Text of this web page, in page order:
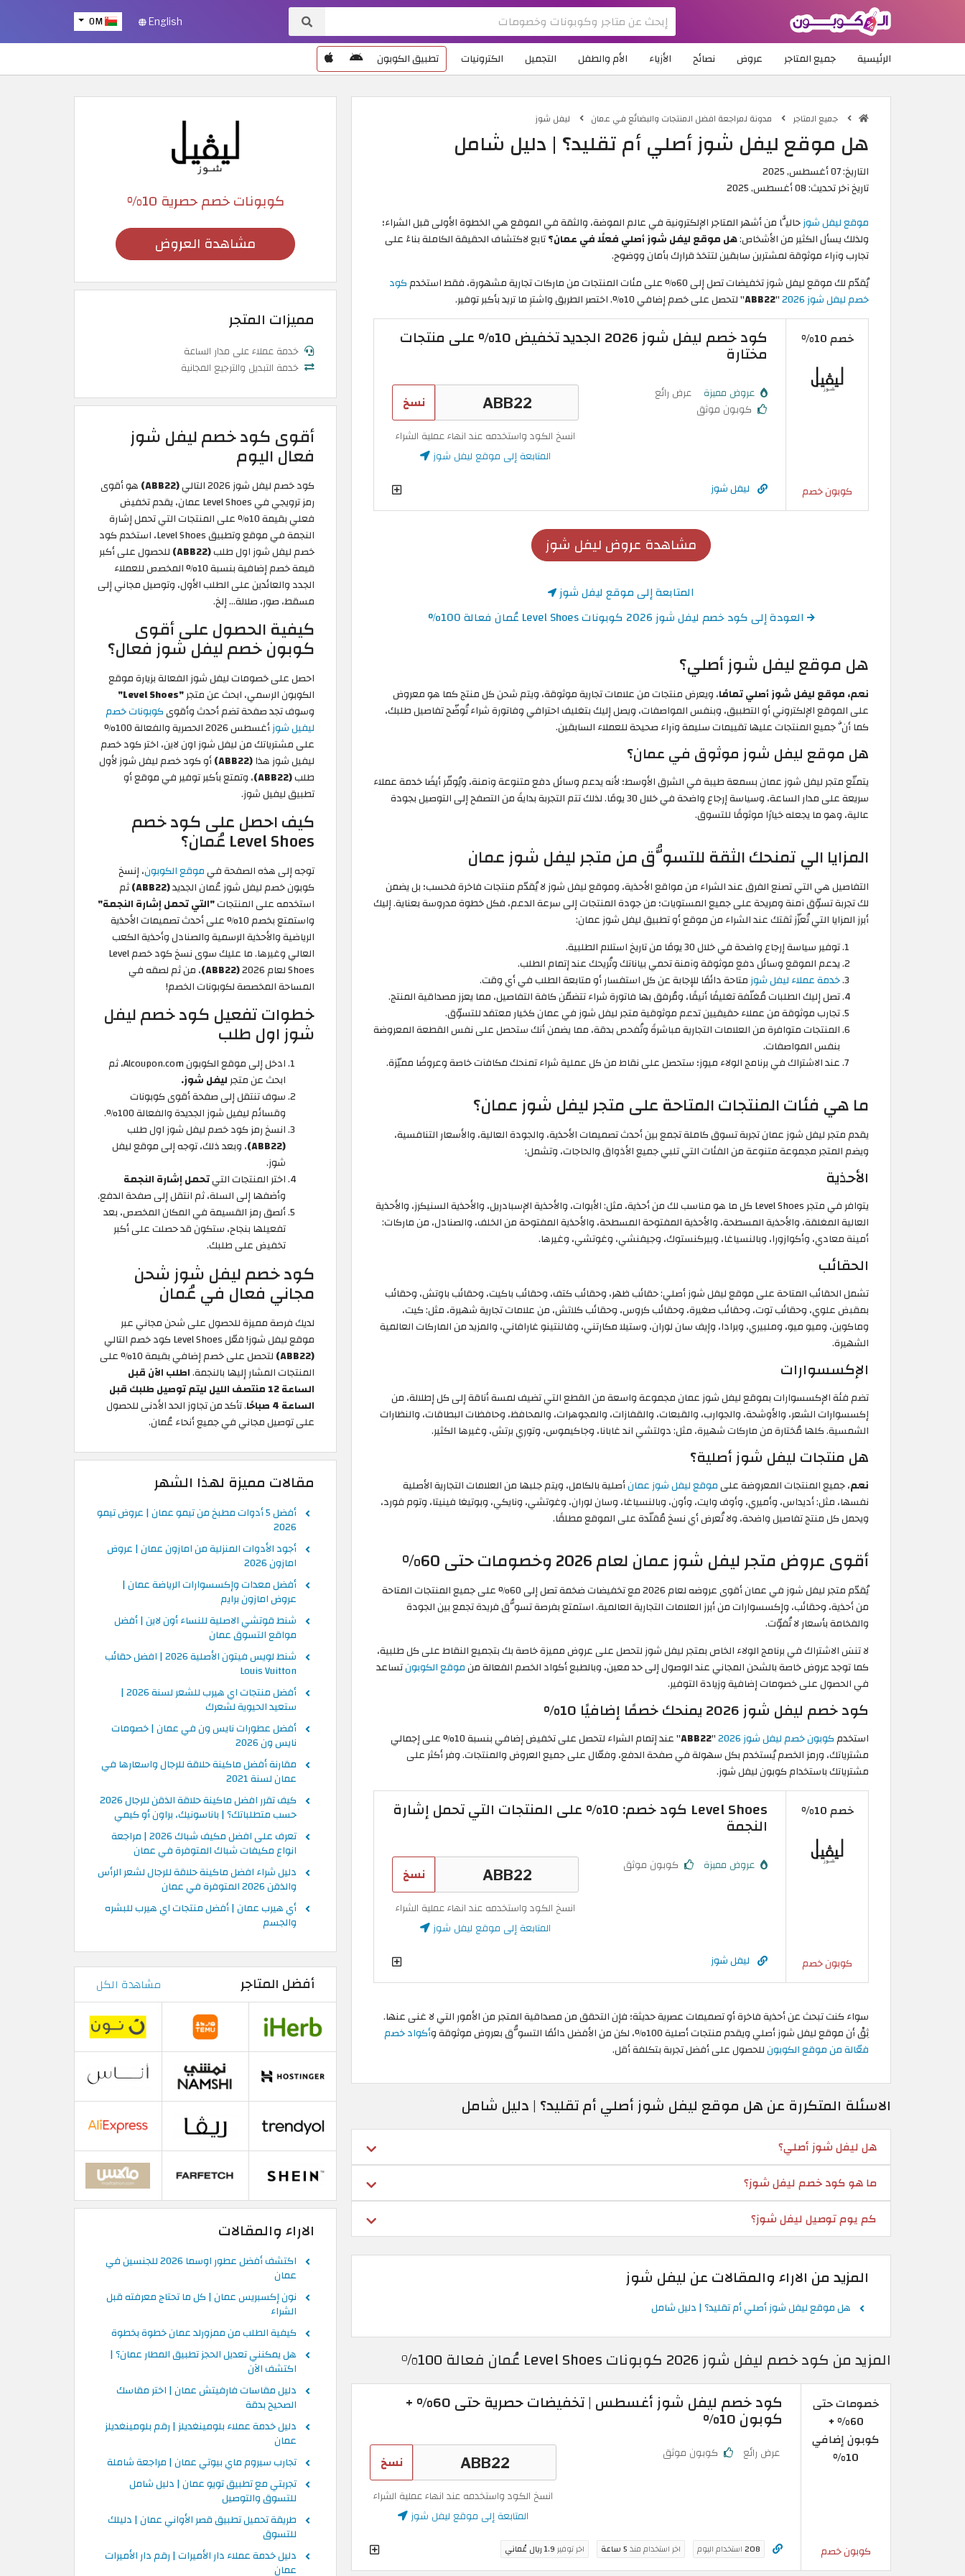
OM English
الرئيسية جميع المتاجر عروض نصائح الأزياء الأم والطفل التجميل الكترونيات تطبيق الكوبون
جميع المتاجر مدونة لمراجعة افضل المنتجات والبضائع في عمان ليفل شوز
هل موقع ليفل شوز أصلي أم تقليد؟ | دليل شامل
التاريخ:07 أغسطس, 2025
تاريخ آخر تحديث:08 أغسطس, 2025
موقع ليفل شوزحاليًّا من أشهر المتاجر الإلكترونية في عالم الموضة، والثقة في الموقع هي الخطوة الأولى قبل الشراء؛
ولذلك يسأل الكثير من الأشخاص:هل موقع ليفل شوز أصلي فعلًا في عمان؟تابع لاكتشاف الحقيقة الكاملة بناءً على
تجارب وآراء موثوقة لمشترين سابقين لتتخذ قرارك بأمان ووضوح.
يُقدّم لك موقع ليفل شوز تخفيضات تصل إلى 60% على مئات المنتجات من ماركات تجارية مشهورة، فقط استخدم
كود
خصم ليفل شوز 2026
"
ABB22" لتحصل على خصم إضافي 10%. اختصر الطريق واشترِ ما تريد بأكبر توفير.
خصم 10%
كوبون خصم
كود خصم ليفل شوز 2026 الجديد تخفيض 10% على منتجات
مختارة
عروض مميزة
عرض رائع
كوبون موثق
نسخ
انسخ الكود واستخدمه عند انهاء عملية الشراء
المتابعة إلى موقع ليفل شوز
ليفل شوز
مشاهدة عروض ليفل شوز
المتابعة إلى موقع ليفل شوز
العودة إلى كود خصم ليفل شوز 2026 كوبونات Level Shoes عُمان فعالة 100%
هل موقع ليفل شوز أصلي؟
نعم، موقع ليفل شوز أصلي تمامًا، ويعرض منتجات من علامات تجارية موثوقة، ويتم شحن كل منتج كما هو معروض
على الموقع الإلكتروني أو التطبيق، وبنفس المواصفات، ويصل إليك بتغليف احترافي وفاتورة شراء تُوضّح تفاصيل طلبك،
كما أنَّ جميع المنتجات عليها تقييمات سليمة وآراء صحيحة للعملاء السابقين.
هل موقع ليفل شوز موثوق في عمان؟
يتمتّع متجر ليفل شوز عمان بسمعة طيبة في الشرق الأوسط؛ لأنه يدعم وسائل دفع متنوعة وآمنة، ويُوفّر أيضًا خدمة عملاء
سريعة على مدار الساعة، وسياسة إرجاع واضحة في خلال 30 يومًا. لذلك تتم التجربة بدايةً من التصفح إلى التوصيل بجودة
عالية، وهو ما يجعله خيارًا موثوقًا للتسوق.
المزايا الي تمنحك الثقة للتسوُّق من متجر ليفل شوز عمان
التفاصيل هي التي تصنع الفرق عند الشراء من مواقع الأحذية، وموقع ليفل شوز لا يُقدّم منتجات فاخرة فحسب؛ بل يضمن
لك تجربة تسوّق آمنة ومريحة على جميع المستويات؛ من جودة المنتجات إلى سرعة الدعم، فكل خطوة مدروسة بعناية. إليك
أبرز المزايا التي تُعزّز ثقتك عند الشراء من موقع أو تطبيق ليفل شوز عمان:
توفير سياسة إرجاع واضحة في خلال 30 يومًا من تاريخ استلام الطلبية.
يدعم الموقع وسائل دفع موثوقة وآمنة تحمي بياناتك وتُريحك عند إتمام الطلب.
خدمة عملاء ليفل شوز متاحة دائمًا للإجابة عن كل استفسار أو متابعة الطلب في أي وقت.
تصل إليك الطلبات مُغلّفة تغليفًا أنيقًا، ومُرفق بها فاتورة شراء تتضمّن كافة التفاصيل، مما يعزز مصداقية المنتج.
تجارب موثوقة من عملاء حقيقيين تدعم موثوقية متجر ليفل شوز في عمان كخيار معتمَد للتسوّق.
المنتجات متوافرة من العلامات التجارية مباشرةً وتُفحص بدقة، مما يضمن أنك ستحصل على نفس القطعة المعروضة
بنفس المواصفات.
عند الاشتراك في برنامج الولاء ميوز؛ ستحصل على نقاط من كل عملية شراء تمنحك مكافآت خاصة وعروضًا مميّزة.
ما هي فئات المنتجات المتاحة على متجر ليفل شوز عمان؟
يقدم متجر ليفل شوز عمان تجربة تسوق كاملة تجمع بين أحدث تصميمات الأحذية، والجودة العالية، والأسعار التنافسية،
ويضم المتجر مجموعة متنوعة من الفئات التي تلبي جميع الأذواق والحاجات، وتشمل:
الأحذية
يتوافر في متجر Level Shoes كل ما هو مناسب لك من أحذية، مثل: الأبوات، والأحذية الإسبادريل، والأحذية السنيكرز، والأحذية
العالية المغلقة، والأحذية المسطحة، والأحذية المفتوحة المسطحة، والأحذية المفتوحة من الخلف، والصنادل، من ماركات:
أمينة معادي، وأكوازورا، وبالنسياغا، وبيركنستوك، وجيفنشي، وغوتشي، وغيرها.
الحقائب
تشمل الحقائب المتاحة على موقع ليفل شوز أصلي: حقائب ظهر، وحقائب كتف، وحقائب باكيت، وحقائب باوتش، وحقائب
بمقبض علوي، وحقائب توت، وحقائب صغيرة، وحقائب كروس، وحقائب كلاتش، من علامات تجارية شهيرة، مثل: كيت،
وماكوين، وميو ميو، وملبيري، وبرادا، وإيف سان لوران، وستيلا مكارتني، وفالنتينو غارافاني، والمزيد من الماركات العالمية
الشهيرة.
الإكسسوارات
تضم فئة الإكسسوارات بموقع ليفل شوز عمان مجموعة واسعة من القطع التي تضيف لمسة أناقة إلى كل إطلالة، من
إكسسوارات الشعر، والأوشحة، والجوارب، والقبعات، والقفازات، والمجوهرات، والمحافظ، وحافظات البطاقات، والنظارات
الشمسية. كلها مُختارة من ماركات شهيرة، مثل: دولتشي اند غابانا، وجاكيموس، وتوري برتش، وغيرها الكثير.
هل منتجات ليفل شوز أصلية؟
نعم، جميع المنتجات المعروضة علىموقع ليفل شوز عمانأصلية بالكامل، ويتم جلبها من العلامات التجارية الأصلية
نفسها، مثل: أديداس، وأميري، وأوف وايت، وأون، وبالنسياغا، وسان لوران، وغوتشي، ونايكي، وبوتيغا فينيتا، وتوم فورد،
ويحمل كل منتج تفاصيل واضحة، ولا تُعرض أي نسخ مُقلّدة على الموقع مطلقًا.
أقوى عروض متجر ليفل شوز عمان لعام 2026 وخصومات حتى 60%
يُقدّم متجر ليفل شوز في عمان أقوى عروضه لعام 2026 مع تخفيضات ضخمة تصل إلى 60% على جميع المنتجات المتاحة
من أحذية، وحقائب، وإكسسوارات من أبرز العلامات التجارية العالمية. استمتع بفرصة تسوُّق فريدة تجمع بين الجودة
والفخامة بأسعار لا تُفوّت.
لا تنسَ الاشتراك في برنامج الولاء الخاص بمتجر ليفل شوز لتحصل على عروض مميزة خاصة بك بتجميع النقاط على كل طلبية،
كما توجد عروض خاصة بالشحن المجاني عند الوصول إلى حد معين، وبالطبع أكواد الخصم الفعالة منموقع الكوبونتساعد
في الحصول على خصومات إضافية وزيادة التوفير.
كود خصم ليفل شوز 2026 يمنحك خصمًا إضافيًا 10%
استخدمكوبون خصم ليفل شوز 2026 "
ABB22
" عند إتمام الشراء لتحصل على تخفيض إضافي بنسبة 10% على إجمالي
مشترياتك، ورمز الخصم يُستخدم بكل سهولة في صفحة الدفع، وفعّال على جميع العروض والمنتجات. وفر أكثر على
مشترياتك باستخدام كوبون ليفل شوز.
خصم 10%
كوبون خصم
Level Shoes كود خصم: 10% على المنتجات التي تحمل إشارة
النجمة
عروض مميزة كوبون موثق نسخ
انسخ الكود واستخدمه عند انهاء عملية الشراء
المتابعة إلى موقع ليفل شوز
ليفل شوز
سواء كنت تبحث عن أحذية فاخرة أو تصميمات عصرية حديثة؛ فإن التحقق من مصداقية المتجر من الأمور التي لا غنى عنها.
ثِقْ أن موقع ليفل شوز أصلي ويقدم منتجات أصلية 100%، لكن من الأفضل دائمًا التسوُّق بعروض موثوقة و
أكواد خصم
فعّالة من موقع الكوبونللحصول على أفضل تجربة بتكلفة أقل.
الاسئلة المتكررة عن هل موقع ليفل شوز أصلي أم تقليد؟ | دليل شامل
هل ليفل شوز أصلي؟
ما هو كود خصم ليفل شوز؟
كم يوم توصيل ليفل شوز؟
المزيد من الاراء والمقالات عن ليفل شوز
هل موقع ليفل شوز أصلي أم تقليد؟ | دليل شامل
المزيد من كود خصم ليفل شوز 2026 كوبونات Level Shoes عُمان فعالة 100%
خصومات حتى
60% +
كوبون إضافي
10%
كوبون خصم
كود خصم ليفل شوز أغسطس | تخفيضات حصرية حتى 60% +
كوبون 10%
عرض رائع كوبون موثق نسخ
انسخ الكود واستخدمه عند انهاء عملية الشراء
المتابعة إلى موقع ليفل شوز
208استخدام اليوم اخر استخدام منذ5 ساعة اخر توفير1.9 ريال عُماني
كوبونات خصم حصرية 10%
مشاهدة العروض
مميزات المتجر
خدمة عملاء على مدار الساعة
خدمة التبديل والترجيع المجانية
أقوى كود خصم ليفل شوز
فعال اليوم
كود خصم ليفل شوز 2026 التالي (ABB22)
هو أقوى
رمز ترويجي في Level Shoes عمان، يقدم تخفيض
فعلي بقيمة 10% على المنتجات التي تحمل إشارة
النجمة في موقع وتطبيق Level Shoes، استخدم كود
خصم ليفل شوز اول طلب(ABB22)
للحصول على أكبر
قيمة خصم إضافية بنسبة 10% المخصص للعملاء
الجدد والعائدين على الطلب الأول، وتوصيل مجاني إلى
مسقط، صور، صلالة... إلخ.
كيفية الحصول على أقوى
كوبون خصم ليفل شوز فعال؟
احصل على خصومات ليفل شوز الفعالة بزيارة موقع
الكوبون الرسمي، ابحث عن متجر"Level Shoes"
وسوف تجد صفحة تضم أحدث وأقوىكوبونات خصم
ليفيل شوز
أغسطس 2026 الحصرية والفعالة 100%
على مشترياتك من ليفل شوز اون لاين، اختر كود خصم
ليفيل شوز هذا(ABB22)
أو كود خصم ليفل شوز لأول
طلب(ABB22)
، وتمتع بأكبر توفير في موقع أو
تطبيق ليفيل شوز.
كيف احصل على كود خصم
Level Shoes عُمان؟
توجه إلى هذه الصفحة فيموقع الكوبون، إنسخ
كوبون خصم ليفل شوز عُمان الجديد(ABB22)
ثم
استخدمه على المنتجات"التي تحمل إشارة النجمة"
واستمتع بخصم 10% على أحدث تصميمات الأحذية
الرياضية والأحذية الرسمية والصنادل وأحذية الكعب
العالي وغيرها. ما عليك سوى نسخ كود خصم Level
Shoes لعام 2026
(ABB22)
، من ثم لصقه في
المساحة المخصصة لكوبونات الخصم!
خطوات تفعيل كود خصم ليفل
شوز اول طلب
ادخل إلى موقع الكوبون Alcoupon.com، ثم
ابحث عن متجرليفل شوز.
سوف تنتقل إلى صفحة أقوى كوبونات
وقسائم ليفيل شوز الجديدة والفعالة 100%.
انسخ رمز كود خصم ليفل شوز اول طلب
(ABB22)
، وبعد ذلك، توجه إلى موقع ليفل
شوز.
اختر المنتجات التيتحمل إشارة النجمة
وأضفها إلى السلة، ثم انتقل إلى صفحة الدفع.
ألصق رمز القسيمة في المكان المخصص، بعد
تفعيلها بنجاح، ستكون قد حصلت على أكبر
تخفيض على طلبك.
كود خصم ليفل شوز شحن
مجاني فعال في عُمان
لديك فرصة مميزة للحصول على شحن مجاني عبر
موقع ليفل شوز! فعّل Level Shoes كود خصم التالي
(ABB22)
لتحصل على خصم إضافي بقيمة 10% على
المنتجات المشار إليها بالنجمة.اطلب الآن قبل
الساعة 12 منتصف الليل ليتم توصيل طلبك قبل
الساعة 4 صباحًا
. تأكد من تجاوز الحد الأدنى للحصول
على توصيل مجاني في جميع أنحاء عُمان.
مقالات مميزة لهذا الشهر
أفضل 5 أدوات مطبخ من تيمو عمان | عروض تيمو
2026
أجود الأدوات المنزلية من امازون عمان | عروض
امازون 2026
أفضل معدات وإكسسوارات الرياضة عمان |
عروض امازون برايم
شنط قوتشي الاصلية للنساء أون لاين | أفضل
مواقع التسوق عمان
شنط لويس فيتون الأصلية 2026 | افضل حقائب
Louis Vuitton
أفضل منتجات اي هيرب للشعر لسنة 2026 |
ستعيد الحيوية لشعرك
أفضل عطورات نايس ون في عمان | خصومات
نايس ون 2026
مقارنة أفضل ماكينة حلاقة للرجال واسعارها في
عمان لسنة 2021
كيف تقرر افضل ماكينة حلاقة الذقن للرجال 2026
حسب متطلباتك؟ | باناسونيك، براون أو كيمي
تعرف على افضل مكيف شباك 2026 | مراجعة
انواع مكيفات شباك المتوفرة في عمان
دليل شراء افضل ماكينة حلاقة للرجال لشعر الرأس
والذقن 2026 المتوفرة في عمان
أي هيرب عمان | أفضل منتجات اي هيرب للبشره
والجسم
أفضل المتاجر مشاهدة الكل
الاراء والمقالات
اكتشف أفضل عطور اوسما 2026 للجنسين في
عمان
نون إكسبريس عمان | كل ما تحتاج معرفته قبل
الشراء
كيفية الطلب من ممزورلد عمان خطوة بخطوة
هل يمكنني تعديل الحجز تطبيق المطار عمان؟ |
اكتشف الآن
دليل مقاسات فارفيتش عمان | اختر مقاسك
الصحيح بدقة
دليل خدمة عملاء بلومينغديلز | رقم بلومينغديلز
عمان
تجارب سيروم ماي بيوتي عمان | مراجعة شاملة
تجربتي مع تطبيق تويو عمان | دليل شامل
للتسوق والتوصيل
طريقة تحميل تطبيق قصر الأواني عمان | دليلك
للتسوق
دليل خدمة عملاء دار الأميرات | رقم دار الأميرات
عمان